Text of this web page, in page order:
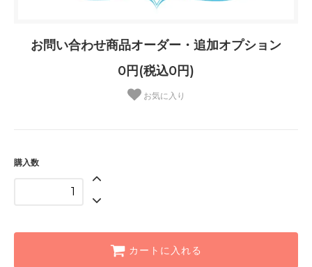
お問い合わせ商品オーダー・追加オプション
0円(税込0円)
お気に入り
購入数
カートに入れる